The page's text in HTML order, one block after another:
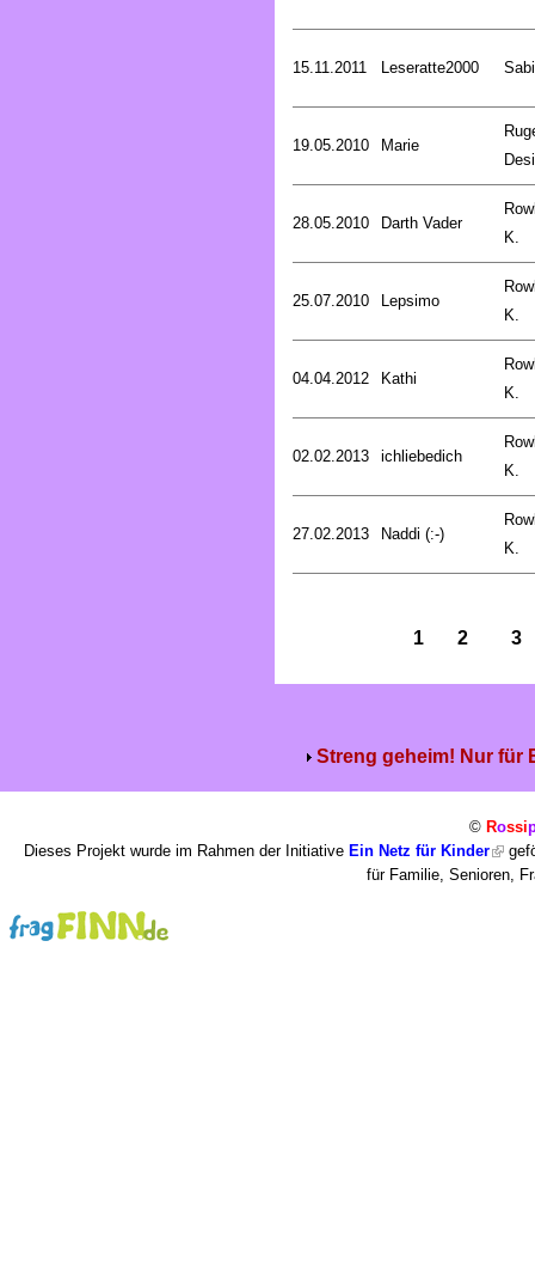
15.11.2011 Leseratte2000
19.05.2010 Marie
Desi
28.05.2010 Darth Vader
K.
25.07.2010 Lepsimo
K.
04.04.2012 Kathi
K.
02.02.2013 ichliebedich
K.
27.02.2013 Naddi (:-)
K.
1 2 3
Streng geheim! Nur für
© Rossi
Dieses Projekt wurde im Rahmen der Initiative Ein Netz für Kinder
für Familie, Senioren,